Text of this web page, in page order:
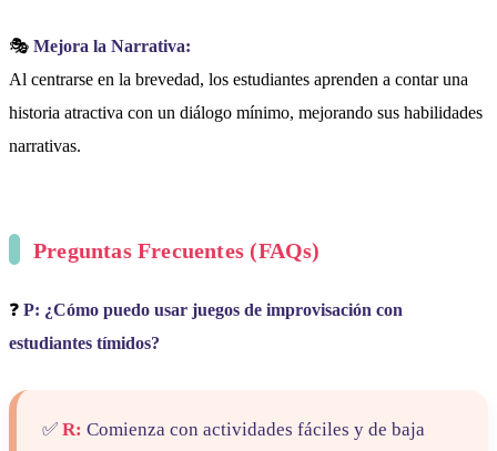
🎭 Mejora la Narrativa:
Al centrarse en la brevedad, los estudiantes aprenden a contar una
historia atractiva con un diálogo mínimo, mejorando sus habilidades
narrativas.
Preguntas Frecuentes (FAQs)
❓ P: ¿Cómo puedo usar juegos de improvisación con
estudiantes tímidos?
✅R: Comienza con actividades fáciles y de baja